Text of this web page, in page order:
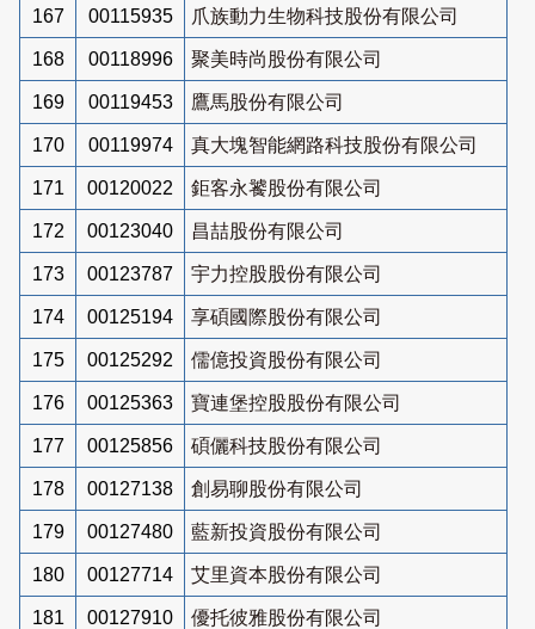
167 00115935 爪族動力生物科技股份有限公司
168 00118996 聚美時尚股份有限公司
169 00119453 鷹馬股份有限公司
170 00119974 真大塊智能網路科技股份有限公司
171 00120022 鉅客永饕股份有限公司
172 00123040 昌喆股份有限公司
173 00123787 宇力控股股份有限公司
174 00125194 享碩國際股份有限公司
175 00125292 儒億投資股份有限公司
176 00125363 寶連堡控股股份有限公司
177 00125856 碩儷科技股份有限公司
178 00127138 創易聊股份有限公司
179 00127480 藍新投資股份有限公司
180 00127714 艾里資本股份有限公司
181 00127910 優托彼雅股份有限公司